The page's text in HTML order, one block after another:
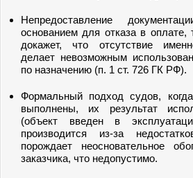
Непредоставление
основанием для отказа в оплате,
докажет, что отсутствие
делает невозможным
по назначению (п. 1 ст. 726 ГК РФ).
Формальный подход судов,
выполнены, их результат
(объект введен в
производится из-за
порождает неосновательное
заказчика, что недопустимо.